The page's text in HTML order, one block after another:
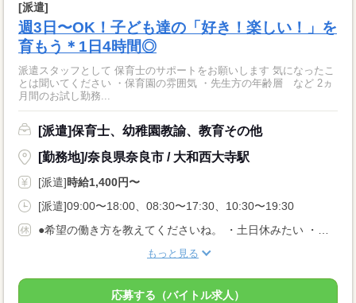
[派遣]
週3日〜OK！子ども達の「好き！楽しい！」を
育もう＊1日4時間◎
派遣スタッフとして 保育士のサポートをお願いします 気になったこ
とは聞いてください ・保育園の雰囲気 ・先生方の年齢層 など 2ヵ
月間のお試し勤務...
[派遣]保育士、幼稚園教諭、教育その他
[勤務地]/奈良県奈良市 / 大和西大寺駅
[派遣]時給1,400円〜
[派遣]09:00〜18:00、08:30〜17:30、10:30〜19:30
もっと見る
応募する（バイトル求人）